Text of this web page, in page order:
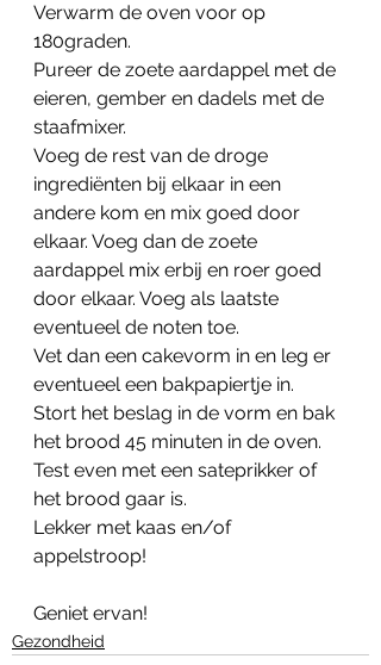
Verwarm de oven voor op
180graden.
Pureer de zoete aardappel met de
eieren, gember en dadels met de
staafmixer.
Voeg de rest van de droge
ingrediënten bij elkaar in een
andere kom en mix goed door
elkaar. Voeg dan de zoete
aardappel mix erbij en roer goed
door elkaar. Voeg als laatste
eventueel de noten toe.
Vet dan een cakevorm in en leg er
eventueel een bakpapiertje in.
Stort het beslag in de vorm en bak
het brood 45 minuten in de oven.
Test even met een sateprikker of
het brood gaar is.
Lekker met kaas en/of
appelstroop!
Geniet ervan!
Gezondheid